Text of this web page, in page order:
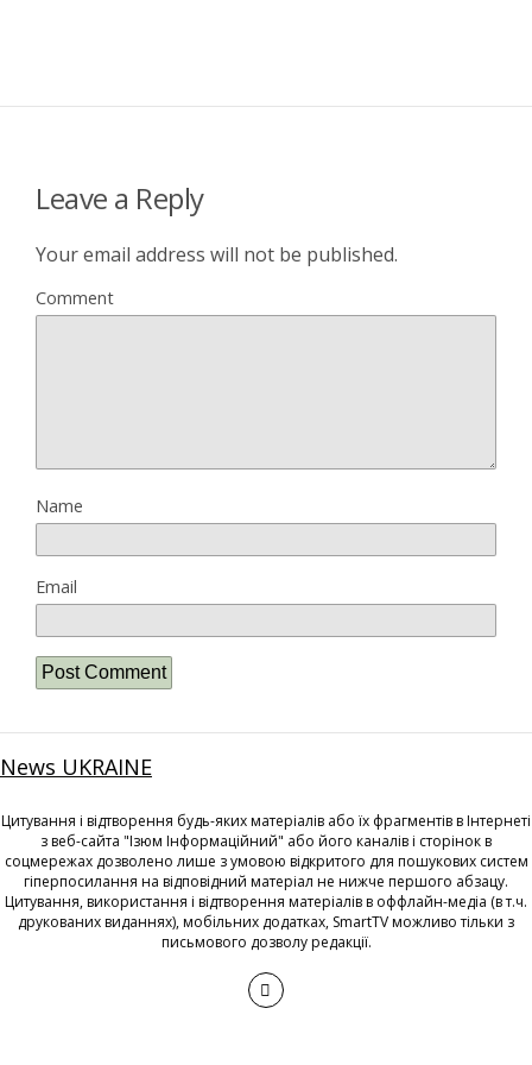
Leave a Reply
Your email address will not be published.
Comment
Name
Email
News UKRAINE
Цитування і відтворення будь-яких матеріалів або їх фрагментів в Інтернеті
з веб-сайта "Ізюм Інформаційний" або його каналів і сторінок в
соцмережах дозволено лише з умовою відкритого для пошукових систем
гіперпосилання на відповідний матеріал не нижче першого абзацу.
Цитування, використання і відтворення матеріалів в оффлайн-медіа (в т.ч.
друкованих виданнях), мобільних додатках, SmartTV можливо тільки з
письмового дозволу редакції.